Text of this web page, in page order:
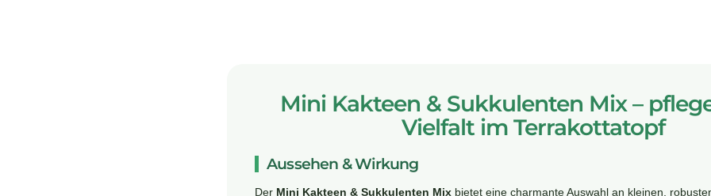
Mini Kakteen & Sukkulenten Mix –
Vielfalt im Terrakottatopf
Aussehen & Wirkung
Der Mini Kakteen & Sukkulenten Mixbietet eine charmante Auswahl an kleinen,